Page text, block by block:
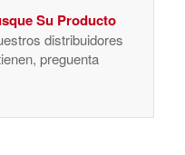
Su Producto
distribuidores
preguenta